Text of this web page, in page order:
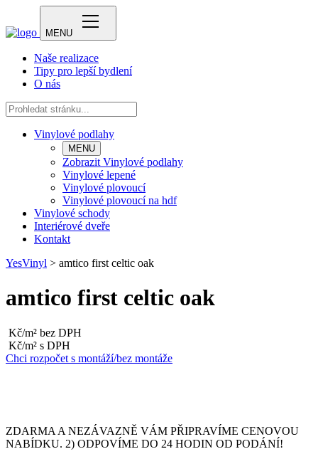
MENU
Naše realizace
Tipy pro lepší bydlení
O nás
Vinylové podlahy
MENU
Zobrazit Vinylové podlahy
Vinylové lepené
Vinylové plovoucí
Vinylové plovoucí na hdf
Vinylové schody
Interiérové dveře
Kontakt
YesVinyl > amtico first celtic oak
amtico first celtic oak
Kč/m² bez DPH
Kč/m² s DPH
Chci rozpočet s montáží/bez montáže
ZDARMA A NEZÁVAZNĚ VÁM PŘIPRAVÍME CENOVOU
NABÍDKU. 2) ODPOVÍME DO 24 HODIN OD PODÁNÍ!